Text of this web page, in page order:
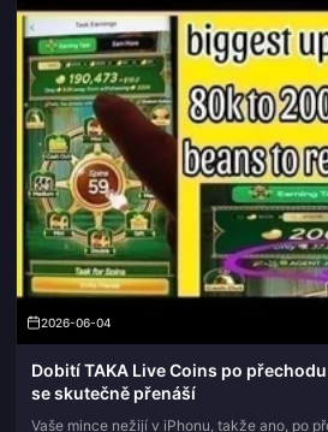
2026-06-04
Dobití TAKA Live Coins po
se skutečně přenáší
Vaše mince nežijí v iPhonu, takže ano, po